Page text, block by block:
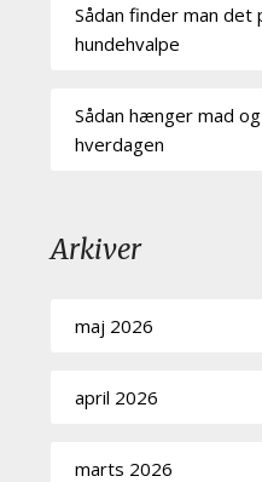
Sådan finder man
hundehvalpe
Sådan hænger mad
hverdagen
Arkiver
maj 2026
april 2026
marts 2026